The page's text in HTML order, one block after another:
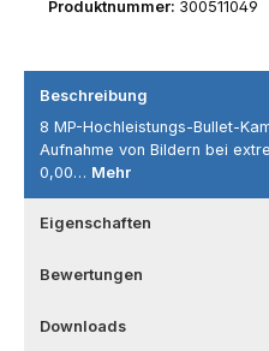
Produktnummer: 300511049
Beschreibung
8 MP-Hochleistungs-Bullet-
Aufnahme von Bildern bei
0,00… Mehr
Eigenschaften
Bewertungen
Downloads